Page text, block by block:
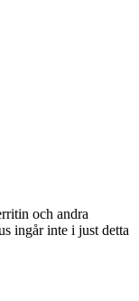
och andra
ingår inte i just detta